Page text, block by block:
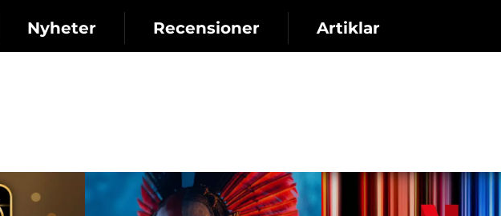
Nyheter Recensioner Artiklar